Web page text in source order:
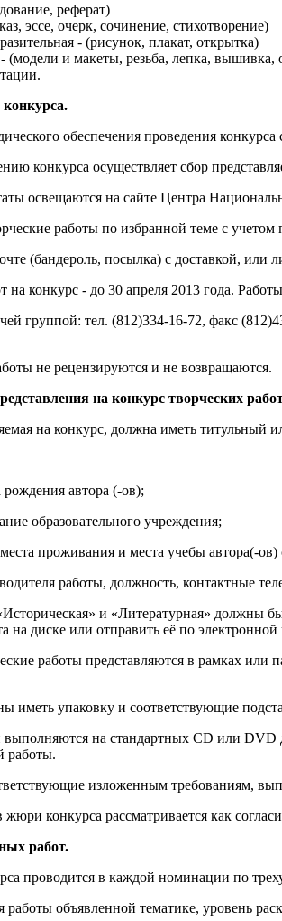
реферат)
эссе, очерк, сочинение, стихотворение)
- (рисунок, плакат, открытка)
(модели и макеты, резьба, лепка, вышивка,
обеспечения проведения
конкурса осуществляет сбор
освещаются на сайте Центра
работы по избранной теме с
(бандероль, посылка) с доставкой,
на конкурс - до 30 апреля 2013 года.
группой: тел. (812)334-16-72, факс
не рецензируются и не возвращаются.
на конкурс творческих
на конкурс, должна иметь титульный
автора (-ов);
образовательного учреждения;
проживания и места учебы автора(-
работы, должность, контактные
и «Литературная» должны
на диске или отправить её по
работы представляются в рамках или
иметь упаковку и соответствующие
на стандартных CD или DVD
работы.
изложенным требованиям,
конкурса рассматривается как
работ.
проводится в каждой номинации по
работы объявленной тематике, уровень